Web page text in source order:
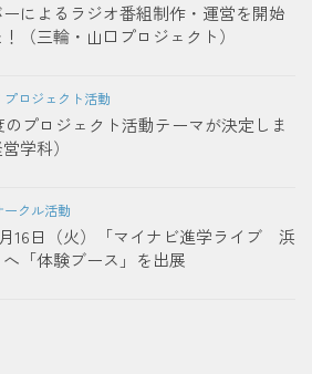
によるラジオ番組制作・運営を開始
（三輪・山口プロジェクト）
プロジェクト活動
のプロジェクト活動テーマが決定しま
学科）
ークル活動
16日（火）「マイナビ進学ライブ 浜
「体験ブース」を出展